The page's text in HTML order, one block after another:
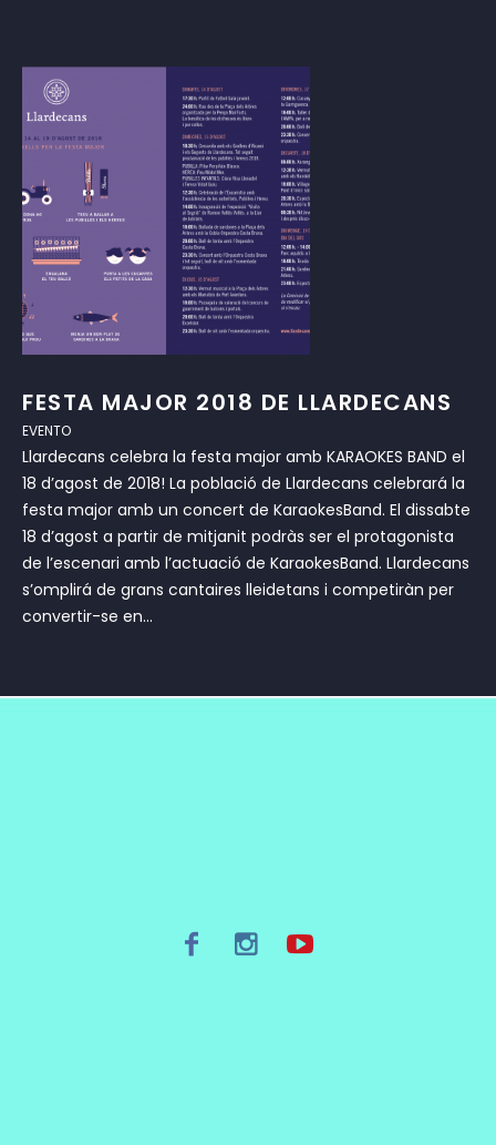
FESTA MAJOR 2018 DE LLARDECANS
EVENTO
Llardecans celebra la festa major amb KARAOKES BAND el
18 d’agost de 2018! La població de Llardecans celebrará la
festa major amb un concert de KaraokesBand. El dissabte
18 d’agost a partir de mitjanit podràs ser el protagonista
de l’escenari amb l’actuació de KaraokesBand. Llardecans
s’omplirá de grans cantaires lleidetans i competiràn per
convertir-se en...